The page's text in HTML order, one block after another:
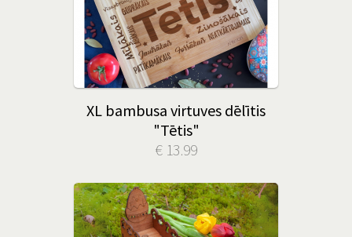
XL bambusa virtuves dēlītis
"Tētis"
€ 13.99